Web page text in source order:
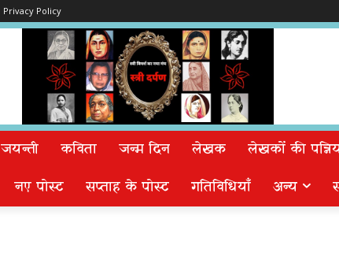
Privacy Policy
जयन्ती कविता जन्म दिन लेखक लेखकों की
नए पोस्ट सप्ताह के पोस्ट गतिविधियाँ अन्य